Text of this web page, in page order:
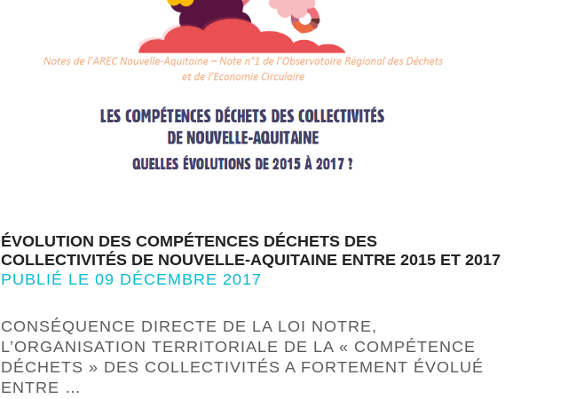
ÉVOLUTION DES COMPÉTENCES DÉCHETS DES
COLLECTIVITÉS DE NOUVELLE-AQUITAINE ENTRE 2015 ET 2017
PUBLIÉ LE 09 DÉCEMBRE 2017
CONSÉQUENCE DIRECTE DE LA LOI NOTRE,
L’ORGANISATION TERRITORIALE DE LA « COMPÉTENCE
DÉCHETS » DES COLLECTIVITÉS A FORTEMENT ÉVOLUÉ
ENTRE …